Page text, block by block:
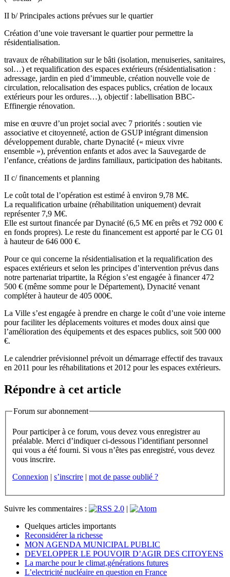
II b/ Principales actions prévues sur le quartier
Création d’une voie traversant le quartier pour permettre la
résidentialisation.
travaux de réhabilitation sur le bâti (isolation, menuiseries, sanitaires,
sol…) et requalification des espaces extérieurs (résidentialisation :
adressage, jardin en pied d’immeuble, création nouvelle voie de
circulation, relocalisation des espaces publics, création de locaux
extérieurs pour les ordures…), objectif : labellisation BBC-
Effinergie rénovation.
mise en œuvre d’un projet social avec 7 priorités : soutien vie
associative et citoyenneté, action de GSUP intégrant dimension
développement durable, charte Dynacité (« mieux vivre
ensemble »), prévention enfants et ados avec la Sauvegarde de
l’enfance, créations de jardins familiaux, participation des habitants.
II c/ financements et planning
Le coût total de l’opération est estimé à environ 9,78 M€.
La requalification urbaine (réhabilitation uniquement) devrait
représenter 7,9 M€.
Elle est surtout financée par Dynacité (6,5 M€ en prêts et 792 000 €
en fonds propres). Le reste du financement est apporté par le CG 01
à hauteur de 646 000 €.
Pour ce qui concerne la résidentialisation et la requalification des
espaces extérieurs et selon les principes d’intervention prévus dans
notre partenariat tripartite, la Région s’est engagée à financer 472
500 € (même somme pour le Département), Dynacité venant
compléter à hauteur de 405 000€.
La Ville s’est engagée à prendre en charge le coût d’une voie interne
pour faciliter les déplacements voitures et modes doux ainsi que
l’amélioration des équipements et des espaces publics, soit 500 000
€.
Le calendrier prévisionnel prévoit un démarrage effectif des travaux
en 2011 pour les réhabilitations et 2012 pour les espaces extérieurs.
Répondre à cet article
Forum sur abonnement
Pour participer à ce forum, vous devez vous enregistrer au
préalable. Merci d’indiquer ci-dessous l’identifiant personnel
qui vous a été fourni. Si vous n’êtes pas enregistré, vous devez
vous inscrire.
Connexion | s’inscrire | mot de passe oublié ?
Suivre les commentaires :
|
Quelques articles importants
Reconsidérer la richesse
MON AGENDA MUNICIPAL PUBLIC
DEVELOPPER LE POUVOIR D’AGIR DES CITOYENS
La marche pour le climat,générations futures
L’electricité nucléaire en question en France